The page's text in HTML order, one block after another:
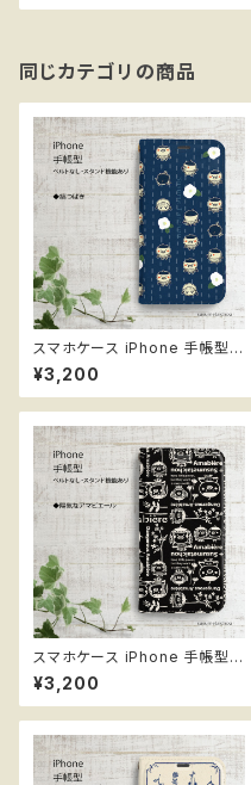
同じカテゴリの商品
スマホケース iPhone 手帳型
＊縞つばき ベルトなし スタンド
機能
¥3,200
スマホケース iPhone 手帳型
＊陽気なアマビエール ベルトな
し スタンド機能
¥3,200